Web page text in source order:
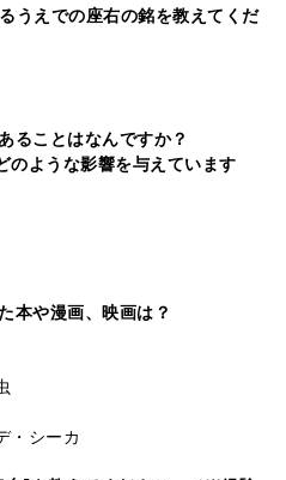
うえでの座右の銘を教えてくだ
ることはなんですか？
のような影響を与えています
本や漫画、映画は？
・シーカ